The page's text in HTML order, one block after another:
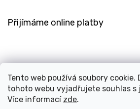
Tento web používá soubory cookie.
tohoto webu vyjadřujete souhlas s
Více informací zde.
Přijímáme online platby
Copyright 2026